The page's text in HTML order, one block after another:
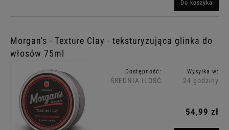
Do koszyka
Morgan's - Texture Clay - teksturyzująca glinka do
włosów 75ml
Dostępność:
ŚREDNIA ILOŚĆ
Wysyłka w:
24 godziny
54,99 zł